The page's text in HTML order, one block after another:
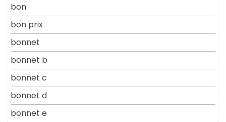
bon
bon prix
bonnet
bonnet b
bonnet c
bonnet d
bonnet e